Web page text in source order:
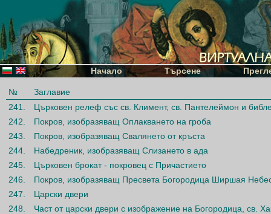
Начало Търсене
№
Заглавие
241.
Църковен релеф със св. Климент, св. Пантелеймон и
242.
Покров, изобразяващ Оплакването на гроба
243.
Покров, изобразяващ Свалянето от кръста
244.
Набедреник, изобразяващ Слизането в ада
245.
Църковен брокат - покровец с Причастието
246.
Покров, изобразяващ Пресвета Богородица Ширшая
247.
Царски двери
248.
Част от царски двери с изображение на Богородица, св.